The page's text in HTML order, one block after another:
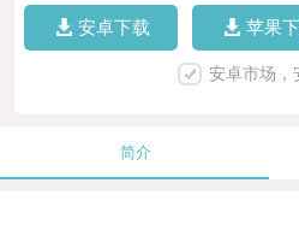
安卓下载 苹果
安卓市场，
简介